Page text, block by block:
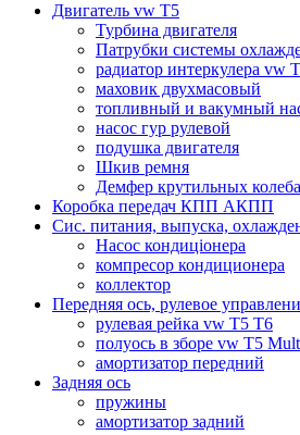
Двигатель vw T5
Турбина двигателя
Патрубки системы
радиатор интеркулера vw
маховик двухмасовый
топливный и вакумный
насос гур рулевой
подушка двигателя
Шкив ремня
Демфер крутильных
Коробка передач КПП АКПП
Сис. питания, выпуска,
Насос кондиціонера
компресор кондиционера
коллектор
Передняя ось, рулевое
рулевая рейка vw T5 T6
полуось в зборе vw T5
амортизатор передний
Задняя ось
пружины
амортизатор задний